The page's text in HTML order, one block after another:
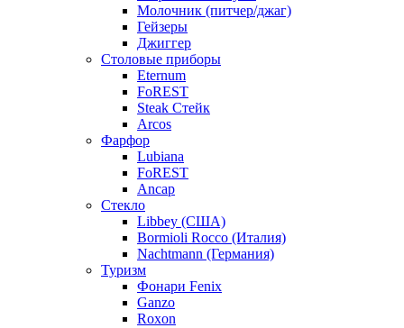
Молочник (питчер/джаг)
Гейзеры
Джиггер
Столовые приборы
Eternum
FoREST
Steak Стейк
Arcos
Фарфор
Lubiana
FoREST
Ancap
Стекло
Libbey (США)
Bormioli Rocco (Италия)
Nachtmann (Германия)
Туризм
Фонари Fenix
Ganzo
Roxon